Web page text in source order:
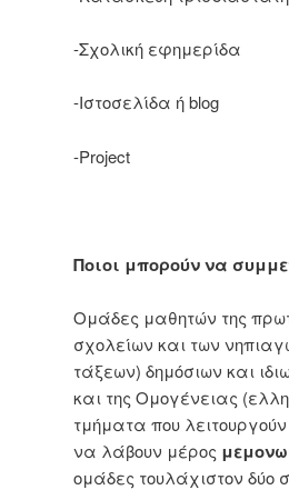
-Σχολική εφημερίδα
-Ιστοσελίδα ή blog
-Project
Ποιοι μπορούν να
Ομάδες μαθητών της
σχολείων και των
τάξεων) δημόσιων και
και της Ομογένειας
τμήματα που
να λάβουν μέρος
ομάδες τουλάχιστον